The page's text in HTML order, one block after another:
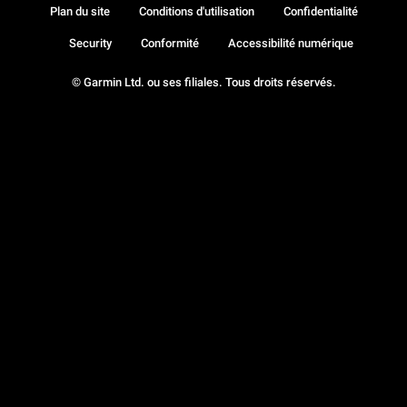
© Garmin Ltd. ou ses filiales. Tous droits réservés.
Plan du site Conditions d'utilisation Confidentialité
Security Conformité Accessibilité numérique